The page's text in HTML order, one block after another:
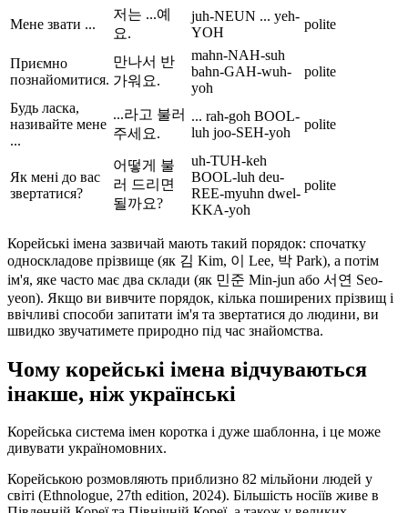
Мене звати ...
저는 ...예
요.
juh-NEUN ... yeh-
YOH
polite
Приємно
познайомитися.
만나서 반
가워요.
mahn-NAH-suh
bahn-GAH-wuh-
yoh
polite
Будь ласка,
називайте мене
...
...라고 불러
주세요.
... rah-goh BOOL-
luh joo-SEH-yoh
polite
Як мені до вас
звертатися?
어떻게 불
러 드리면
될까요?
uh-TUH-keh
BOOL-luh deu-
REE-myuhn dwel-
KKA-yoh
polite
Корейські імена зазвичай мають такий порядок: спочатку
односкладове прізвище (як 김 Kim, 이 Lee, 박 Park), а потім
ім'я, яке часто має два склади (як 민준 Min-jun або 서연 Seo-
yeon). Якщо ви вивчите порядок, кілька поширених прізвищ і
ввічливі способи запитати ім'я та звертатися до людини, ви
швидко звучатимете природно під час знайомства.
Чому корейські імена відчуваються
інакше, ніж українські
Корейська система імен коротка і дуже шаблонна, і це може
дивувати україномовних.
Корейською розмовляють приблизно 82 мільйони людей у
світі (Ethnologue, 27th edition, 2024). Більшість носіїв живе в